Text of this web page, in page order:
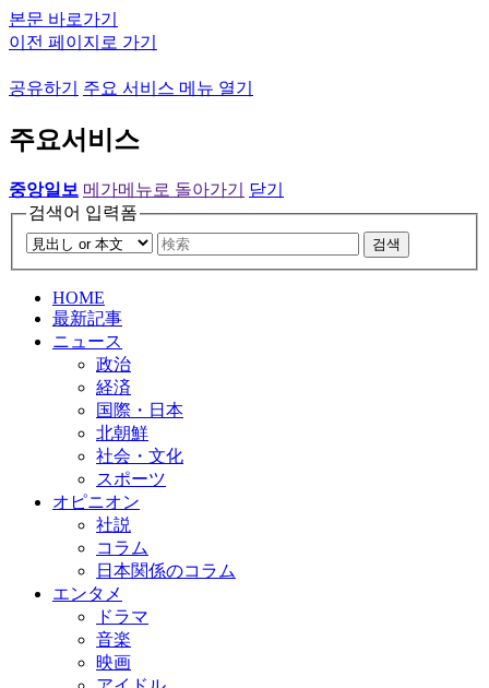
본문 바로가기
이전 페이지로 가기
공유하기 주요 서비스 메뉴 열기
주요서비스
중앙일보 메가메뉴로 돌아가기
닫기
검색어 입력폼
검색
HOME
最新記事
ニュース
政治
経済
国際・日本
北朝鮮
社会・文化
スポーツ
オピニオン
社説
コラム
日本関係のコラム
エンタメ
ドラマ
音楽
映画